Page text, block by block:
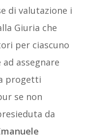
di valutazione i
Giuria che
per ciascuno
assegnare
progetti
se non
da